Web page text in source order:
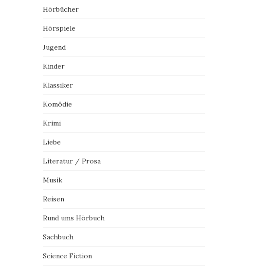
Hörbücher
Hörspiele
Jugend
Kinder
Klassiker
Komödie
Krimi
Liebe
Literatur / Prosa
Musik
Reisen
Rund ums Hörbuch
Sachbuch
Science Fiction